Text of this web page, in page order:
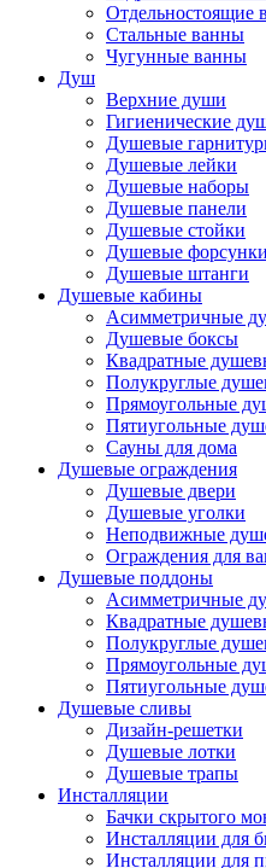
Отдельностоящие
Стальные ванны
Чугунные ванны
Душ
Верхние души
Гигиенические
Душевые
Душевые лейки
Душевые наборы
Душевые панели
Душевые стойки
Душевые форсунки
Душевые штанги
Душевые кабины
Асимметричные
Душевые боксы
Квадратные
Полукруглые
Прямоугольные
Пятиугольные
Сауны для дома
Душевые ограждения
Душевые двери
Душевые уголки
Неподвижные
Ограждения для
Душевые поддоны
Асимметричные
Квадратные
Полукруглые
Прямоугольные
Пятиугольные
Душевые сливы
Дизайн-решетки
Душевые лотки
Душевые трапы
Инсталляции
Бачки скрытого
Инсталляции для
Инсталляции для